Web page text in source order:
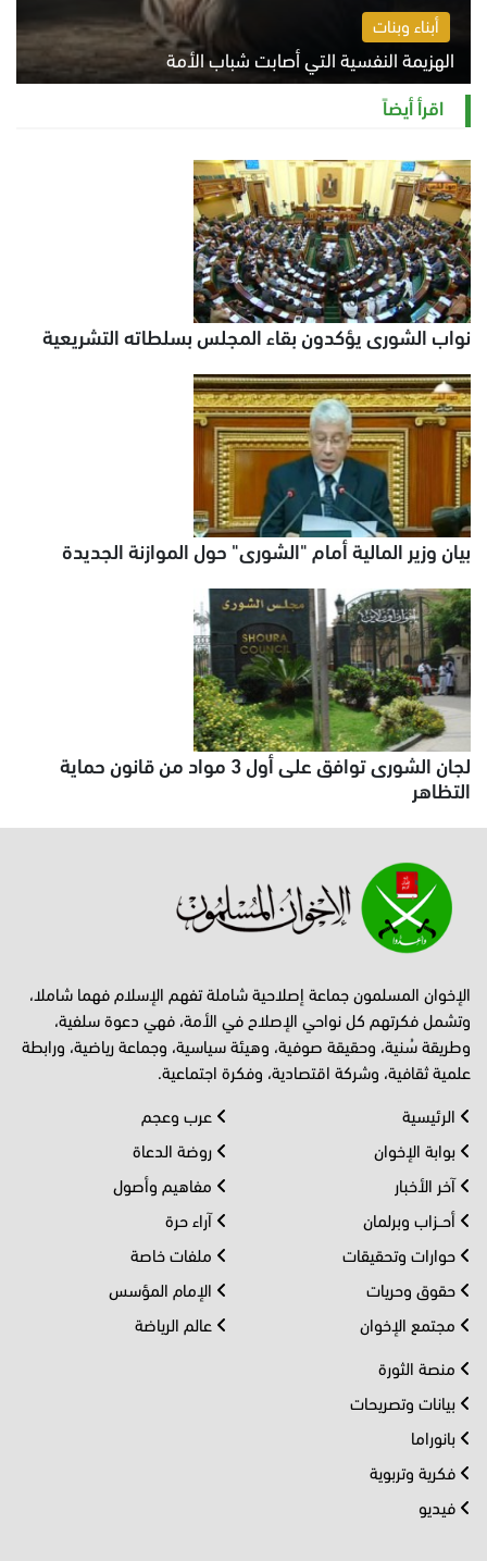
أبناء وبنات
الهزيمة النفسية التي أصابت شباب الأمة
الخميس 6 أغسطس 2026 11:12 ص
اقرأ أيضاً
نواب الشورى يؤكدون بقاء المجلس بسلطاته التشريعية
بيان وزير المالية أمام "الشورى" حول الموازنة الجديدة
لجان الشورى توافق على أول 3 مواد من قانون حماية
التظاهر
الإخوان المسلمون جماعة إصلاحية شاملة تفهم الإسلام فهما شاملا،
وتشمل فكرتهم كل نواحي الإصلاح في الأمة، فهي دعوة سلفية،
وطريقة سُنية، وحقيقة صوفية، وهيئة سياسية، وجماعة رياضية، ورابطة
علمية ثقافية، وشركة اقتصادية، وفكرة اجتماعية.
الرئيسية
بوابة الإخوان
آخر الأخبار
أحــزاب وبرلمان
حوارات وتحقيقات
حقوق وحريات
مجتمع الإخوان
عرب وعجم
روضة الدعاة
مفاهيم وأصول
آراء حرة
ملفات خاصة
الإمام المؤسس
عالم الرياضة
منصة الثورة
بيانات وتصريحات
بانوراما
فكرية وتربوية
فيديو